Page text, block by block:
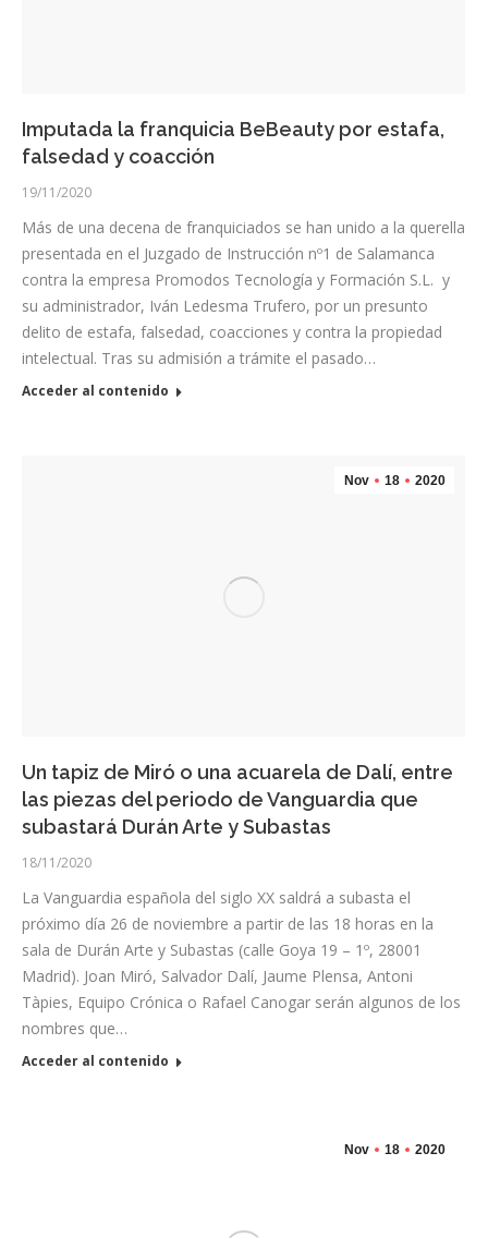
Imputada la franquicia BeBeauty por estafa,
falsedad y coacción
19/11/2020
Más de una decena de franquiciados se han unido a la querella
presentada en el Juzgado de Instrucción nº1 de Salamanca
contra la empresa Promodos Tecnología y Formación S.L. y
su administrador, Iván Ledesma Trufero, por un presunto
delito de estafa, falsedad, coacciones y contra la propiedad
intelectual. Tras su admisión a trámite el pasado…
Acceder al contenido
Nov 18 2020
Un tapiz de Miró o una acuarela de Dalí, entre
las piezas del periodo de Vanguardia que
subastará Durán Arte y Subastas
18/11/2020
La Vanguardia española del siglo XX saldrá a subasta el
próximo día 26 de noviembre a partir de las 18 horas en la
sala de Durán Arte y Subastas (calle Goya 19 – 1º, 28001
Madrid). Joan Miró, Salvador Dalí, Jaume Plensa, Antoni
Tàpies, Equipo Crónica o Rafael Canogar serán algunos de los
nombres que…
Acceder al contenido
Nov 18 2020